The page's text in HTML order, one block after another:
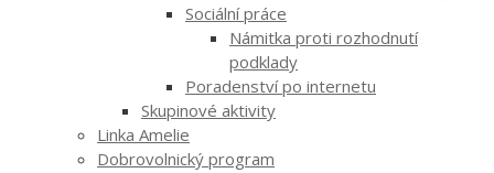
Sociální práce
Námitka proti rozhodnutí
podklady
Poradenství po internetu
Skupinové aktivity
Linka Amelie
Dobrovolnický program